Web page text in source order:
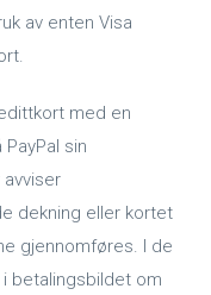
av enten Visa
med en
sin
dekning eller kortet
gjennomføres. I de
betalingsbildet om